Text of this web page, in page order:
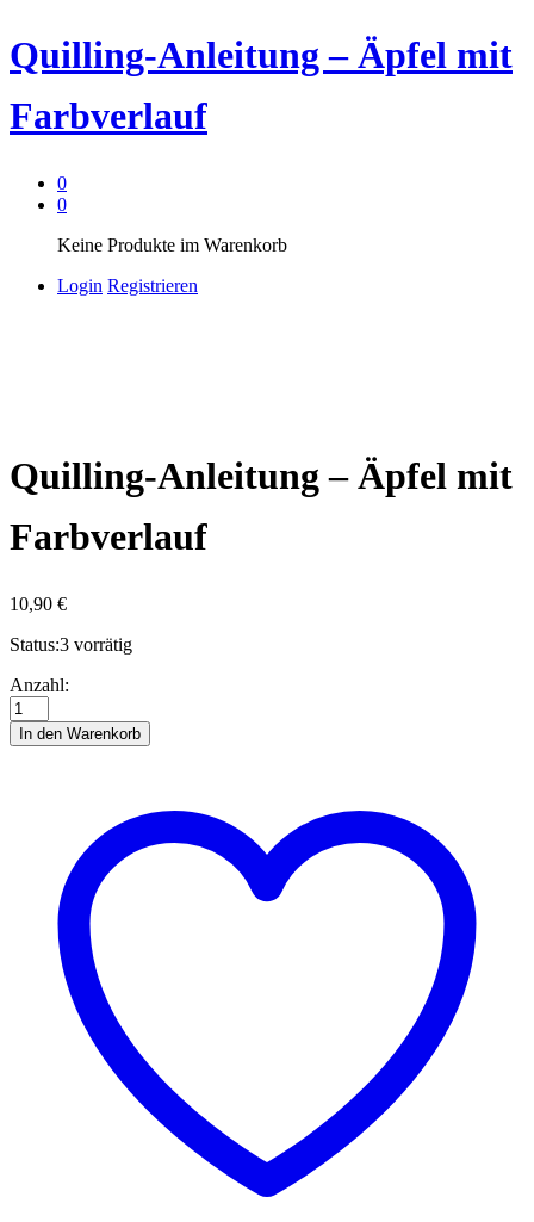
Quilling-Anleitung – Äpfel mit
Farbverlauf
0
0
Keine Produkte im Warenkorb
Login Registrieren
Quilling-Anleitung – Äpfel mit
Farbverlauf
10,90 €
Status:3 vorrätig
Quilling-
Anleitung
-
Äpfel
Anzahl:
In den Warenkorb